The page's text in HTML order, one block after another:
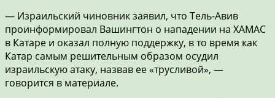
— Израильский чиновник заявил, что Тель-Авив
проинформировал Вашингтон о нападении на ХАМАС
в Катаре и оказал полную поддержку, в то время как
Катар самым решительным образом осудил
израильскую атаку, назвав ее «трусливой», —
говорится в материале.